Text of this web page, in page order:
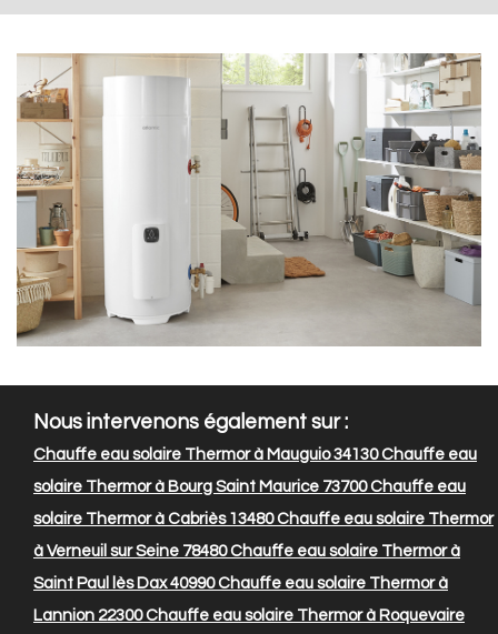
Nous intervenons également sur :
Chauffe eau solaire Thermor à Mauguio 34130Chauffe eau
solaire Thermor à Bourg Saint Maurice 73700Chauffe eau
solaire Thermor à Cabriès 13480Chauffe eau solaire Thermor
à Verneuil sur Seine 78480Chauffe eau solaire Thermor à
Saint Paul lès Dax 40990Chauffe eau solaire Thermor à
Lannion 22300Chauffe eau solaire Thermor à Roquevaire